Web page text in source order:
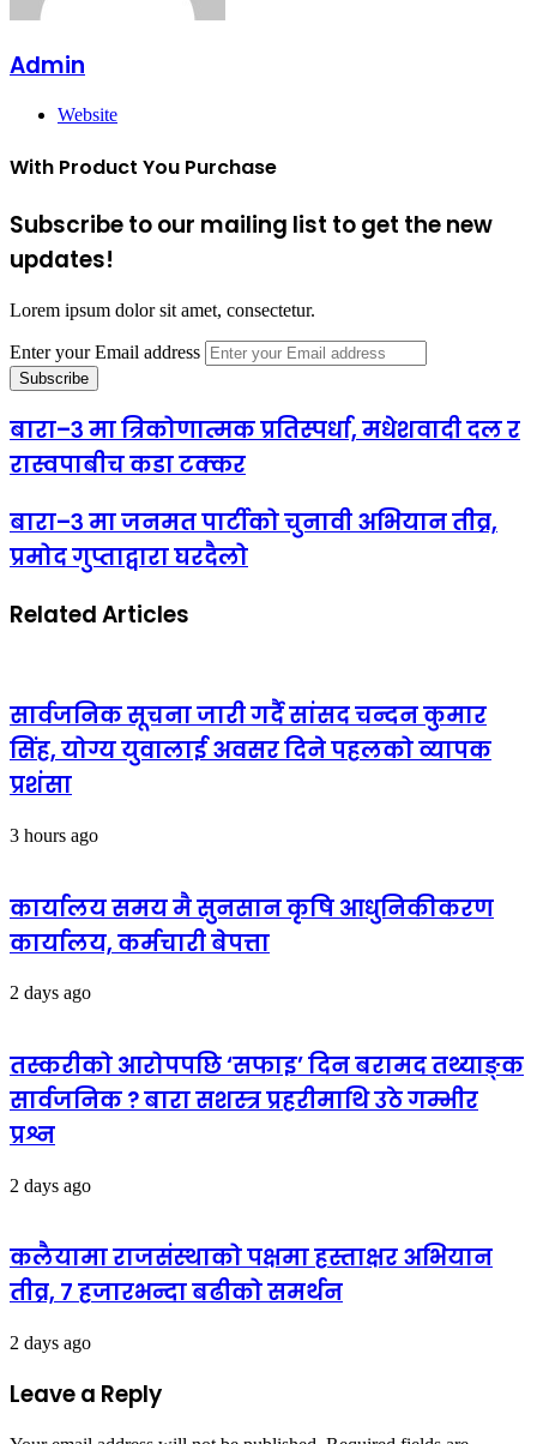
Admin
Website
With Product You Purchase
Subscribe to our mailing list to get the new
updates!
Lorem ipsum dolor sit amet, consectetur.
Enter your Email address
बारा–३ मा त्रिकोणात्मक प्रतिस्पर्धा, मधेशवादी दल र
रास्वपाबीच कडा टक्कर
बारा–३ मा जनमत पार्टीको चुनावी अभियान तीव्र,
प्रमोद गुप्ताद्वारा घरदैलो
Related Articles
सार्वजनिक सूचना जारी गर्दै सांसद चन्दन कुमार
सिंह, योग्य युवालाई अवसर दिने पहलको व्यापक
प्रशंसा
3 hours ago
कार्यालय समय मै सुनसान कृषि आधुनिकीकरण
कार्यालय, कर्मचारी बेपत्ता
2 days ago
तस्करीको आरोपपछि ‘सफाइ’ दिन बरामद तथ्याङ्क
सार्वजनिक ? बारा सशस्त्र प्रहरीमाथि उठे गम्भीर
प्रश्न
2 days ago
कलैयामा राजसंस्थाको पक्षमा हस्ताक्षर अभियान
तीव्र, ७ हजारभन्दा बढीको समर्थन
2 days ago
Leave a Reply